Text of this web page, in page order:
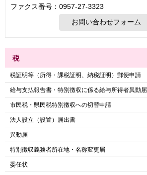
ファクス番号：0957-27-3323
税
税証明等（所得・課税証明、納税証明）郵便申請
給与支払報告書・特別徴収に係る給与所得者異動届
市民税・県民税特別徴収への切替申請
法人設立（設置）届出書
異動届
特別徴収義務者所在地・名称変更届
委任状